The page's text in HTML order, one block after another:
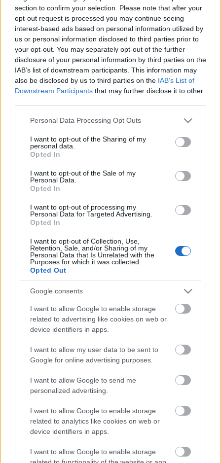
section to confirm your selection. Please note that after your
opt-out request is processed you may continue seeing
interest-based ads based on personal information utilized by
us or personal information disclosed to third parties prior to
your opt-out. You may separately opt-out of the further
disclosure of your personal information by third parties on the
IAB’s list of downstream participants. This information may
also be disclosed by us to third parties on the IAB’s List of
Downstream Participants that may further disclose it to other
Please note that this website/app uses one or more Google
not limited to your visit or usage behaviour. You may click to
grant or deny consent to Google and its third-party tags to
use your data for below specified purposes in below Google
consent section.
Personal Data Processing Opt Outs
I want to opt-out of the Sharing of my
personal data.
Opted In
I want to opt-out of the Sale of my
Personal Data.
Opted In
I want to opt-out of processing my
Personal Data for Targeted Advertising.
Opted In
I want to opt-out of Collection, Use,
Retention, Sale, and/or Sharing of my
Personal Data that Is Unrelated with the
Purposes for which it was collected.
Opted Out
Google consents
I want to allow Google to enable storage
related to advertising like cookies on web or
device identifiers in apps.
I want to allow my user data to be sent to
Google for online advertising purposes.
I want to allow Google to send me
personalized advertising.
I want to allow Google to enable storage
related to analytics like cookies on web or
device identifiers in apps.
I want to allow Google to enable storage
Top100 homeless
Pilu • 2008. május 24.
A zebránál állok. Mögöttem egy hajléktalan fekszik
a ház falához kuporodva, előttem egy Bentley húz el
az úton. Előttem a követendő példa, mögöttem az
elrettentő. Beszélik, hogy a hajléktalanok száma
néhány tízezerre tehető. A luxus körülmények között
élők…
2008. április 15.
Adóamnesztia, az. Lassan húsz évvel a
rendszerváltás után, feltétlenül kell. Ennyi lett volna
a tolvajoknak szánt türelmi idő? Esély a Q7-sel
furikázó, minimálbérre bejelentett vállalkozóknak,
az Offshore Ferenceknek a ki tudja honnan származó
vagyonuk…
Köcsög kommenter
2008. március 04.
Hogy a blogolásra vetemedők általában mekkora
kretének, azt gondolom, nem kell különösebben
ecsetelni. Azok a képernyőrecskázók, akiknek az
életben nem adatik meg, hogy elmondhassák
vagy, mert ha véletlenül kinyitják a…
Hádéredi
2008. február 27.
HD Ready LCD, 46”. Három kilónál is többet kóstál
egy ilyen reklámoltár. Vegyük alapul, hogy három
Az jutott eszembe, míg hüledeztem az árakon, hogy